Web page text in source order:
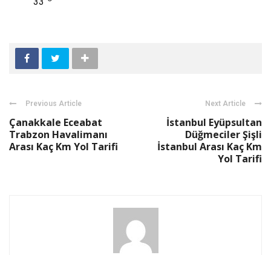
Previous Article
Çanakkale Eceabat
Trabzon Havalimanı
Arası Kaç Km Yol Tarifi
Next Article
İstanbul Eyüpsultan
Düğmeciler Şişli
İstanbul Arası Kaç Km
Yol Tarifi